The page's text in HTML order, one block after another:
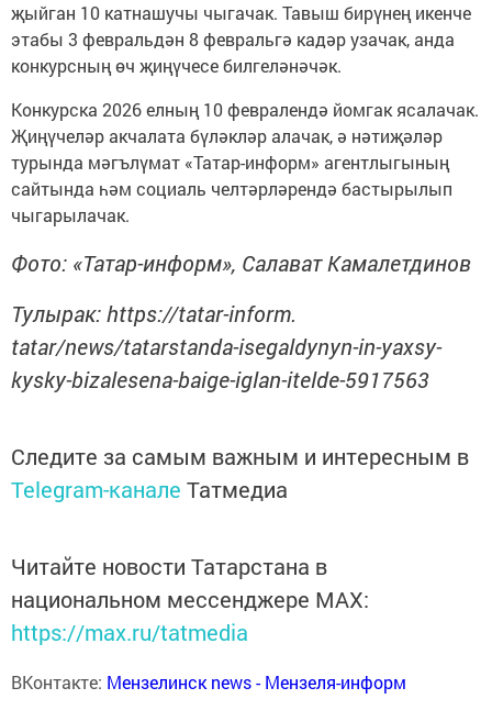
җыйган 10 катнашучы чыгачак. Тавыш бирүнең икенче
этабы 3 февральдән 8 февральгә кадәр узачак, анда
конкурсның өч җиңүчесе билгеләнәчәк.
Конкурска 2026 елның 10 февралендә йомгак ясалачак.
Җиңүчеләр акчалата бүләкләр алачак, ә нәтиҗәләр
турында мәгълүмат «Татар-информ» агентлыгының
сайтында һәм социаль челтәрләрендә бастырылып
чыгарылачак.
Фото: «Татар-информ», Салават Камалетдинов
Тулырак: https://tatar-inform.
tatar/news/tatarstanda-isegaldynyn-in-yaxsy-
kysky-bizalesena-baige-iglan-itelde-5917563
Следите за самым важным и интересным в
Telegram-канале Татмедиа
Читайте новости Татарстана в
национальном мессенджере MАХ:
https://max.ru/tatmedia
ВКонтакте: Мензелинск news - Мензеля-информ